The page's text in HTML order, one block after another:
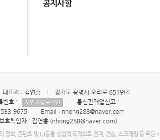
공지사항
대표자 : 김연홍
경기도 광명시 오리로 651번길
번호 :
사업자정보확인
통신판매업신고 :
9675
Email : nhong288@naver.com
호책임자 : 김연홍 (nhong288@naver.com)
정보, 콘텐츠 및 UI등을 상업적 목적으로 전재, 전송, 스크래핑 등 무단